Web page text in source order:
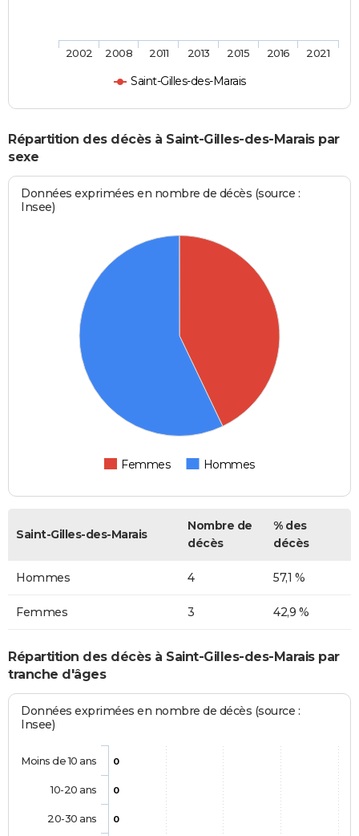
Saint-Gilles-des-Marais
2002 2008 2011 2013 2015 2016 2021
Répartition des décès à Saint-Gilles-des-Marais par
sexe
Données exprimées en nombre de décès (source :
Insee)
Femmes Hommes
Saint-Gilles-des-Marais
Nombre de
décès
% des
décès
Hommes 4 57,1 %
Femmes 3 42,9 %
Répartition des décès à Saint-Gilles-des-Marais par
tranche d'âges
Données exprimées en nombre de décès (source :
Insee)
0
0
0
Moins de 10 ans
10-20 ans
20-30 ans